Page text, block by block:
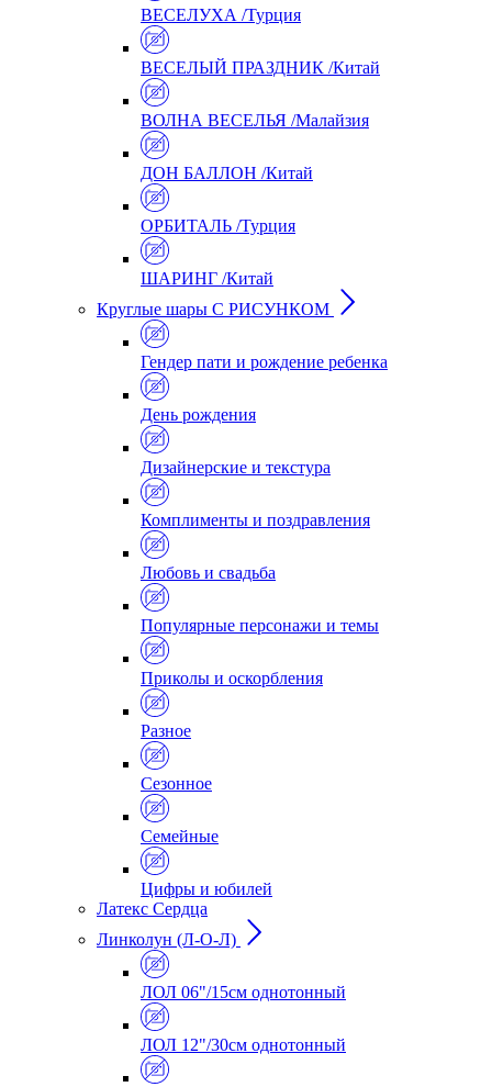
ВЕСЕЛУХА /Турция
ВЕСЕЛЫЙ ПРАЗДНИК /Китай
ВОЛНА ВЕСЕЛЬЯ /Малайзия
ДОН БАЛЛОН /Китай
ОРБИТАЛЬ /Турция
ШАРИНГ /Китай
Круглые шары С РИСУНКОМ
Гендер пати и рождение ребенка
День рождения
Дизайнерские и текстура
Комплименты и поздравления
Любовь и свадьба
Популярные персонажи и темы
Приколы и оскорбления
Разное
Сезонное
Семейные
Цифры и юбилей
Латекс Сердца
Линколун (Л-О-Л)
ЛОЛ 06"/15см однотонный
ЛОЛ 12"/30см однотонный